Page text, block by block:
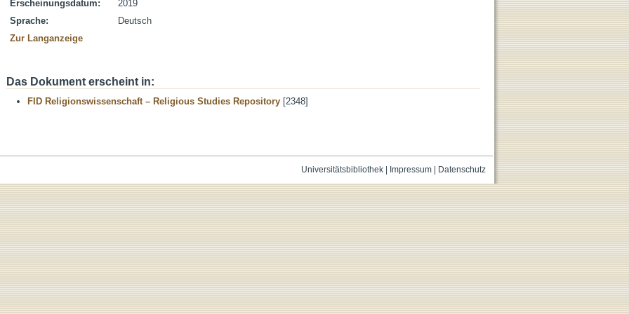
Erscheinungsdatum:
2019
Sprache:
Deutsch
Zur Langanzeige
Das Dokument erscheint in:
FID Religionswissenschaft – Religious Studies Repository [2348]
Universitätsbibliothek| Impressum| Datenschutz